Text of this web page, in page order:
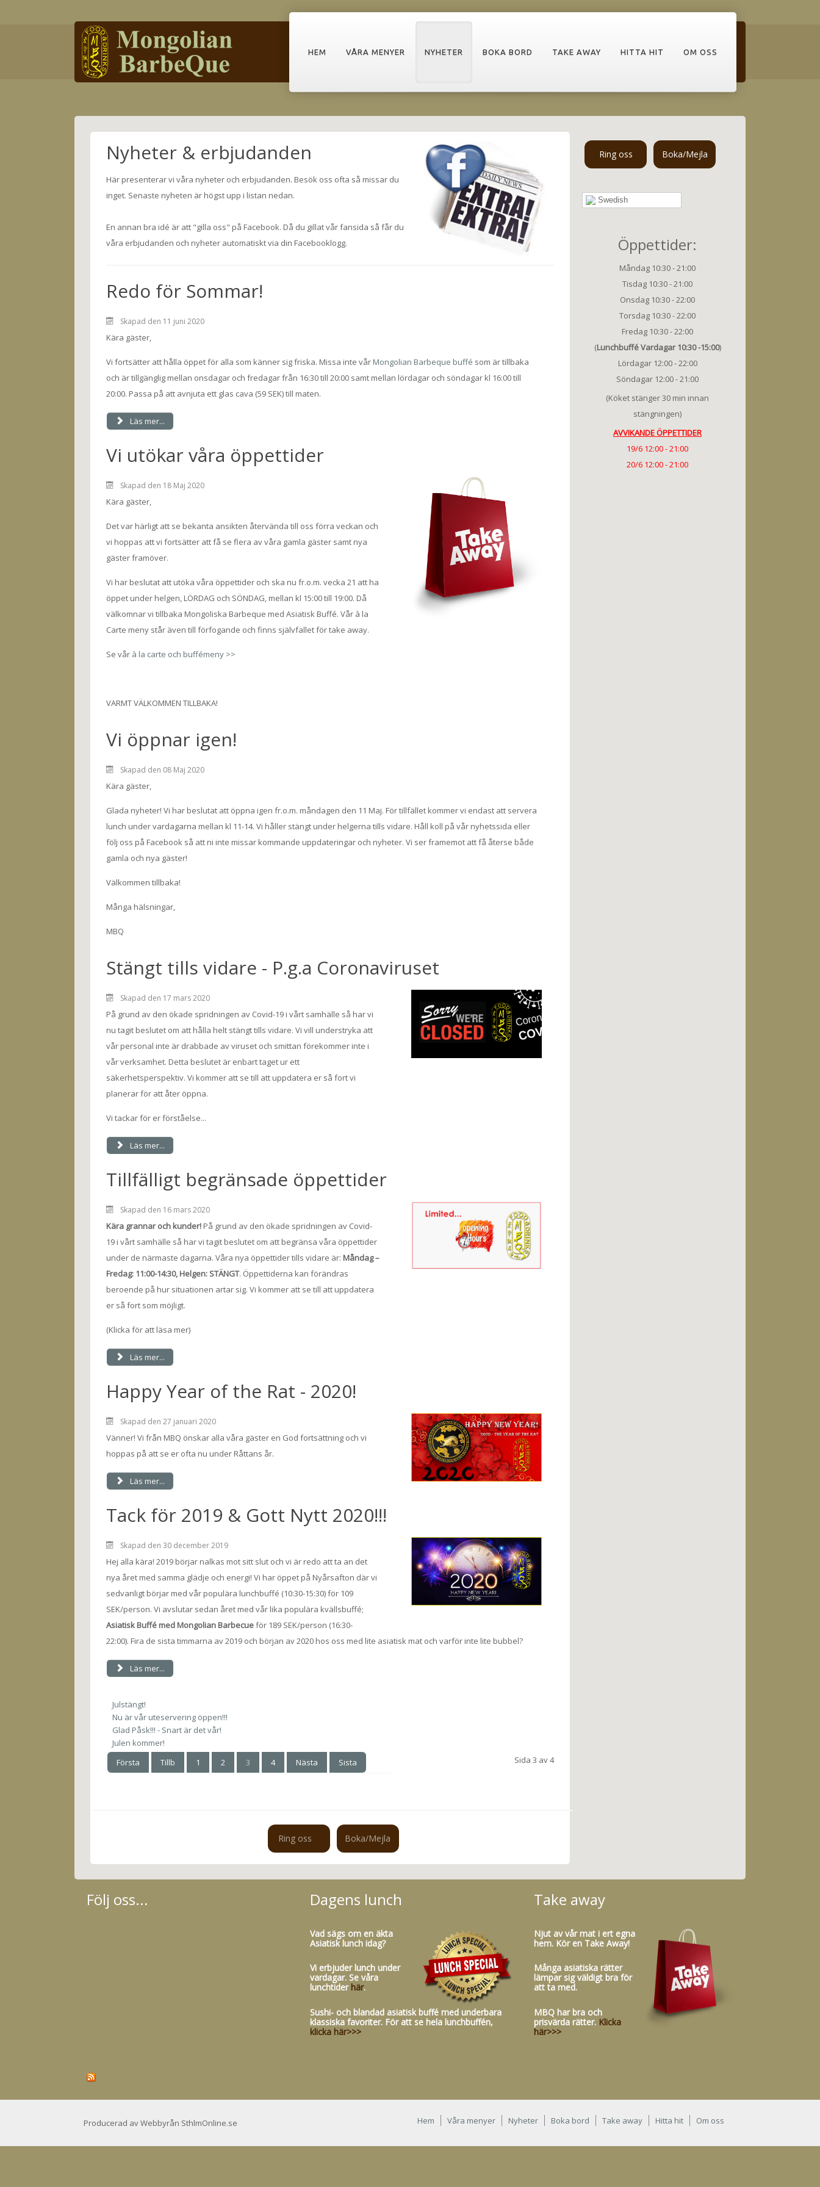
HEM VÅRA MENYER NYHETER BOKA BORD TAKE AWAY HITTA HIT OM OSS
Ring oss Boka/Mejla
Swedish
Öppettider:
Måndag 10:30 - 21:00
Tisdag 10:30 - 21:00
Onsdag 10:30 - 22:00
Torsdag 10:30 - 22:00
Fredag 10:30 - 22:00
(Lunchbuffé Vardagar 10:30 -15:00)
Lördagar 12:00 - 22:00
Söndagar 12:00 - 21:00
(Köket stänger 30 min innan
stängningen)
AVVIKANDE ÖPPETTIDER
19/6 12:00 - 21:00
20/6 12:00 - 21:00
Nyheter & erbjudanden
Här presenterar vi våra nyheter och erbjudanden. Besök oss ofta så missar du
inget. Senaste nyheten är högst upp i listan nedan.
En annan bra idé är att "gilla oss" på Facebook. Då du gillat vår fansida så får du
våra erbjudanden och nyheter automatiskt via din Facebooklogg.
Redo för Sommar!
Skapad den 11 juni 2020
Kära gäster,
Vi fortsätter att hålla öppet för alla som känner sig friska. Missa inte vår Mongolian Barbeque buffé som är tillbaka
och är tillgänglig mellan onsdagar och fredagar från 16:30 till 20:00 samt mellan lördagar och söndagar kl 16:00 till
20:00. Passa på att avnjuta ett glas cava (59 SEK) till maten.
Läs mer...
Vi utökar våra öppettider
Skapad den 18 Maj 2020
Kära gäster,
Det var härligt att se bekanta ansikten återvända till oss förra veckan och
vi hoppas att vi fortsätter att få se flera av våra gamla gäster samt nya
gäster framöver.
Vi har beslutat att utöka våra öppettider och ska nu fr.o.m. vecka 21 att ha
öppet under helgen, LÖRDAG och SÖNDAG, mellan kl 15:00 till 19:00. Då
välkomnar vi tillbaka Mongoliska Barbeque med Asiatisk Buffé. Vår à la
Carte meny står även till förfogande och finns självfallet för take away.
Se vår à la carte och buffémeny >>
VARMT VÄLKOMMEN TILLBAKA!
Vi öppnar igen!
Skapad den 08 Maj 2020
Kära gäster,
Glada nyheter! Vi har beslutat att öppna igen fr.o.m. måndagen den 11 Maj. För tillfället kommer vi endast att servera
lunch under vardagarna mellan kl 11-14. Vi håller stängt under helgerna tills vidare. Håll koll på vår nyhetssida eller
följ oss på Facebook så att ni inte missar kommande uppdateringar och nyheter. Vi ser framemot att få återse både
gamla och nya gäster!
Välkommen tillbaka!
Många hälsningar,
MBQ
Stängt tills vidare - P.g.a Coronaviruset
Skapad den 17 mars 2020
På grund av den ökade spridningen av Covid-19 i vårt samhälle så har vi
nu tagit beslutet om att hålla helt stängt tills vidare. Vi vill understryka att
vår personal inte är drabbade av viruset och smittan förekommer inte i
vår verksamhet. Detta beslutet är enbart taget ur ett
säkerhetsperspektiv. Vi kommer att se till att uppdatera er så fort vi
planerar för att åter öppna.
Vi tackar för er förståelse...
Läs mer...
Tillfälligt begränsade öppettider
Skapad den 16 mars 2020
Kära grannar och kunder! På grund av den ökade spridningen av Covid-
19 i vårt samhälle så har vi tagit beslutet om att begränsa våra öppettider
under de närmaste dagarna. Våra nya öppettider tills vidare är: Måndag –
Fredag: 11:00-14:30, Helgen: STÄNGT. Öppettiderna kan förändras
beroende på hur situationen artar sig. Vi kommer att se till att uppdatera
er så fort som möjligt.
(Klicka för att läsa mer)
Läs mer...
Happy Year of the Rat - 2020!
Skapad den 27 januari 2020
Vänner! Vi från MBQ önskar alla våra gäster en God fortsättning och vi
hoppas på att se er ofta nu under Råttans år.
Läs mer...
Tack för 2019 & Gott Nytt 2020!!!
Skapad den 30 december 2019
Hej alla kära! 2019 börjar nalkas mot sitt slut och vi är redo att ta an det
nya året med samma glädje och energi! Vi har öppet på Nyårsafton där vi
sedvanligt börjar med vår populära lunchbuffé (10:30-15:30) för 109
SEK/person. Vi avslutar sedan året med vår lika populära kvällsbuffé;
Asiatisk Buffé med Mongolian Barbecueför 189 SEK/person (16:30-
22:00). Fira de sista timmarna av 2019 och början av 2020 hos oss med lite asiatisk mat och varför inte lite bubbel?
Läs mer...
Julstängt!
Nu är vår uteservering öppen!!!
Glad Påsk!!! - Snart är det vår!
Julen kommer!
Sida 3 av 4
Första Tillb 1 2 3 4 Nästa Sista
Ring oss Boka/Mejla
Följ oss... Dagens lunch
Vad sägs om en äkta
Asiatisk lunch idag?
Vi erbjuder lunch under
vardagar. Se våra
lunchtider här.
Sushi- och blandad asiatisk buffé med underbara
klassiska favoriter. För att se hela lunchbuffén,
klicka här>>>
Take away
Njut av vår mat i ert egna
hem. Kör en Take Away!
Många asiatiska rätter
lämpar sig väldigt bra för
att ta med.
MBQ har bra och
prisvärda rätter. Klicka
här>>>
Hem Våra menyer Nyheter Boka bord Take away Hitta hit Om oss
Producerad av Webbyrån SthlmOnline.se